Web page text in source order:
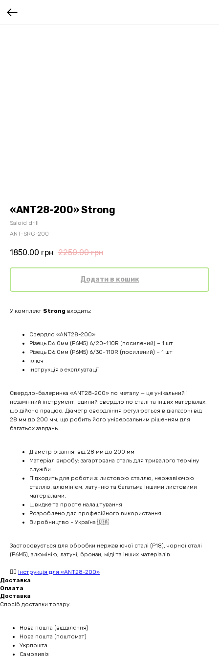
«ANT28-200» Strong
Saloid drill
ANT-SRG-200
1850.00 грн 2250.00 грн
Додати в кошик
У комплект Strong входить:
Свердло «ANT28-200»
Різець D6.0мм (Р6М5) 6/20-110R (посилений) – 1 шт
Різець D6.0мм (Р6М5) 6/30-110R (посилений) – 1 шт
ключ
інструкція з експлуатації
Свердло-балеринка «ANT28-200» по металу — це унікальний і
незамінний інструмент, єдиний свердло по сталі та інших матеріалах,
що дійсно працює. Діаметр свердління регулюється в діапазоні від
28 мм до 200 мм, що робить його універсальним рішенням для
багатьох завдань.
Діаметр різання: від 28 мм до 200 мм
Матеріал виробу: загартована сталь для тривалого терміну
служби
Підходить для роботи з: листовою сталлю, нержавіючою
сталлю, алюмінієм, латунню та багатьма іншими листовими
матеріалами.
Швидке та просте налаштування
Розроблено для професійного використання
Виробництво - Україна 🇺🇦
Застосовується для обробки нержавіючої сталі (Р18), чорної сталі
(Р6М5), алюмінію, латуні, бронзи, міді та інших матеріалів.
👉🏻 Інструкція для «ANT28-200»
Доставка
Оплата
Доставка
Спосіб доставки товару:
Нова пошта (відділення)
Нова пошта (поштомат)
Укрпошта
Самовивіз